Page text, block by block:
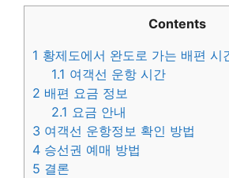
Contents
1 황제도에서 완도로 가는 배편 시
1.1 여객선 운항 시간
2 배편 요금 정보
2.1 요금 안내
3 여객선 운항정보 확인 방법
4 승선권 예매 방법
5 결론